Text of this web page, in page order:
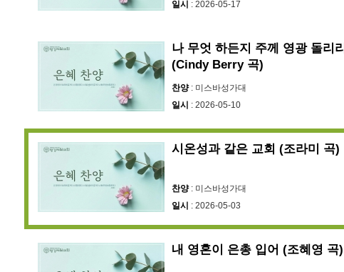
일시 : 2026-05-17
나 무엇 하든지 주께 영광 돌리리
(Cindy Berry 곡)
찬양: 미스바성가대
일시 : 2026-05-10
시온성과 같은 교회 (조라미 곡)
찬양: 미스바성가대
일시 : 2026-05-03
내 영혼이 은총 입어 (조혜영 곡)